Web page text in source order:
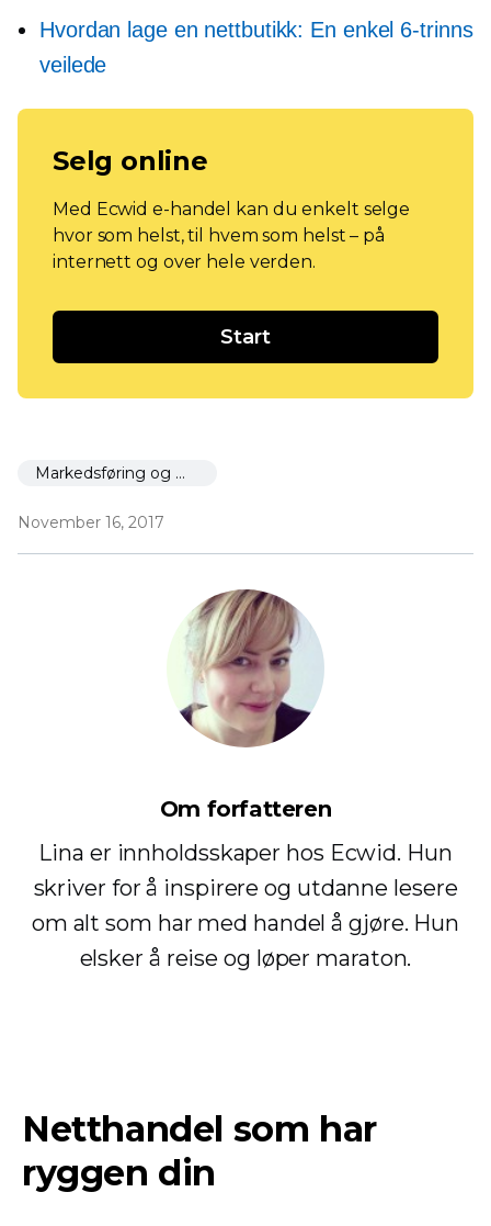
Hvordan lage en nettbutikk: En enkel 6-trinns
veilede
Selg online
Med Ecwid e-handel kan du enkelt selge
hvor som helst, til hvem som helst – på
internett og over hele verden.
Start
Markedsføring og markedsføring
November 16, 2017
Om forfatteren
Lina er innholdsskaper hos Ecwid. Hun
skriver for å inspirere og utdanne lesere
om alt som har med handel å gjøre. Hun
elsker å reise og løper maraton.
Netthandel som har
ryggen din